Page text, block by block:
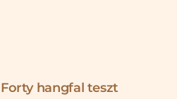
hangfal teszt